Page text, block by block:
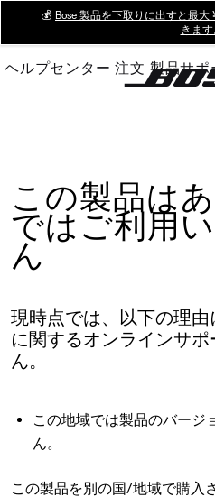
Main
💰 Bose 製品を下取りに出すと最
きます
ヘルプセンター 注文 製品サポ
この製品は
ではご利用
ん
現時点では、以下の理
に関するオンラインサ
ん。
この地域では製品のバージ
ん。
この製品を別の国/地域で購入